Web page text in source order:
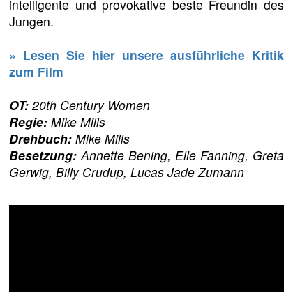
intelligente und provokative beste Freundin des
Jungen.
» Lesen Sie hier unsere ausführliche Kritik
zum Film
OT: 20th Century Women
Regie: Mike Mills
Drehbuch: Mike Mills
Besetzung: Annette Bening, Elle Fanning, Greta
Gerwig, Billy Crudup, Lucas Jade Zumann